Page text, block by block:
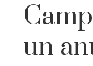
un